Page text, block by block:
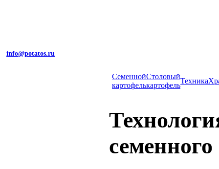
info@potatos.ru
Cеменной
картофель
Столовый
картофель
Техника